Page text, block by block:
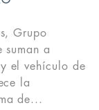
Grupo
suman a
el vehículo de
la
de...